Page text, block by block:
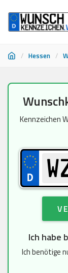
/ Hessen /
Inhalt
springen
Kennzeichen
Ich habe
Ich benötige